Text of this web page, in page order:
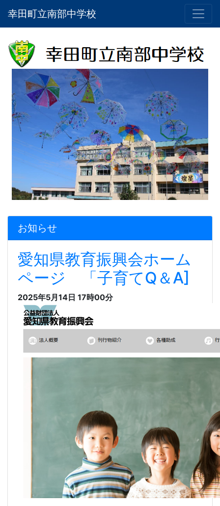
幸田町立南部中学校
お知らせ
愛知県教育振興会ホーム
ページ 「子育てQ＆A]
2025年5月14日 17時00分